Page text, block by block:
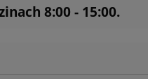
8:00 - 15:00.